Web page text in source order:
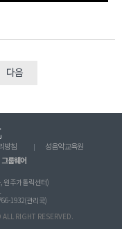
다음
방침
성음악 교육원
그룹웨어
원주가톨릭센터)
1932(관리국)
RIGHT RESERVED.